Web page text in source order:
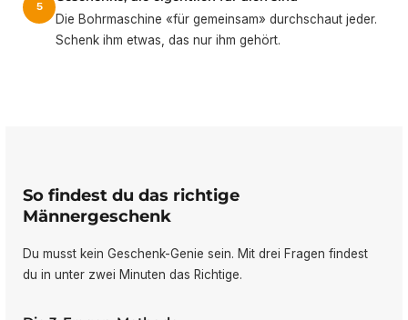
5
Die Bohrmaschine «für gemeinsam» durchschaut jeder.
Schenk ihm etwas, das nur ihm gehört.
So findest du das richtige
Männergeschenk
Du musst kein Geschenk-Genie sein. Mit drei Fragen findest
du in unter zwei Minuten das Richtige.